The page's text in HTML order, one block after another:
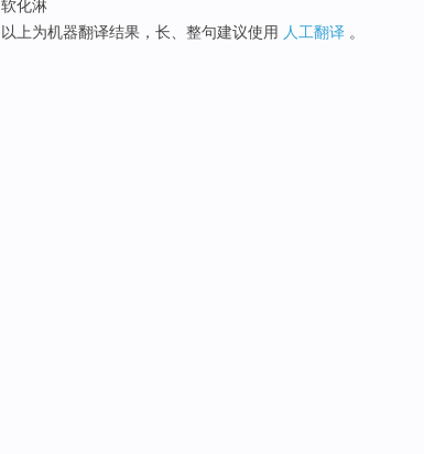
软化淋
以上为机器翻译结果，长、整句建议使用 人工翻译 。